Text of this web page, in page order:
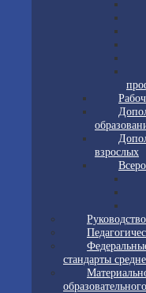
взрослых
Руководство
стандарты